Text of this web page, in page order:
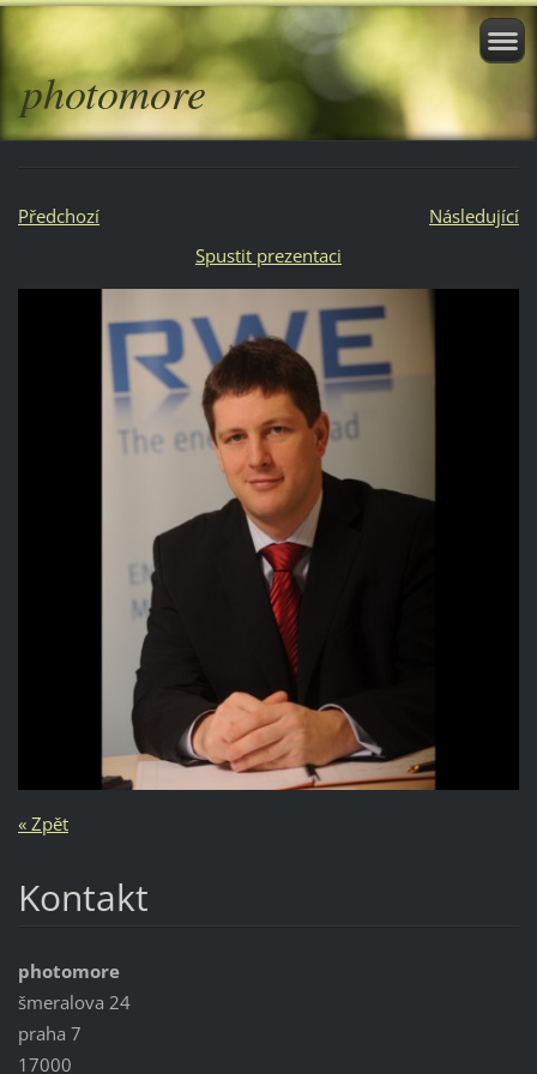
photomore
Předchozí
Následující
Spustit prezentaci
« Zpět
Kontakt
photomore
šmeralova 24
praha 7
17000